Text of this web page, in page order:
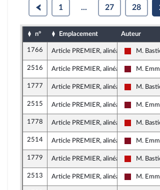
1 ... 27 28
n° Emplacement Auteur
1766 Article PREMIER, alinéa 1
La France
M.
2516 Article PREMIER, alinéa 1
Gauche
M.
1777 Article PREMIER, alinéa 1
La France
M.
2515 Article PREMIER, alinéa 1
Gauche
M.
1778 Article PREMIER, alinéa 1
La France
M.
2514 Article PREMIER, alinéa 1
Gauche
M.
1779 Article PREMIER, alinéa 1
La France
M.
2513 Article PREMIER, alinéa 1
Gauche
M.